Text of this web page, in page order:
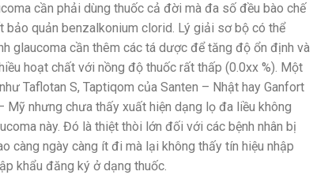
cần phải dùng thuốc cả đời mà đa số đều bào chế
quản benzalkonium clorid. Lý giải sơ bộ có thể
glaucoma cần thêm các tá dược để tăng độ ổn định và
hoạt chất với nồng độ thuốc rất thấp (0.0xx %). Một
Taflotan S, Taptiqom của Santen – Nhật hay Ganfort
nhưng chưa thấy xuất hiện dạng lọ đa liều không
này. Đó là thiệt thòi lớn đối với các bệnh nhân bị
càng ngày càng ít đi mà lại không thấy tín hiệu nhập
khẩu đăng ký ở dạng thuốc.